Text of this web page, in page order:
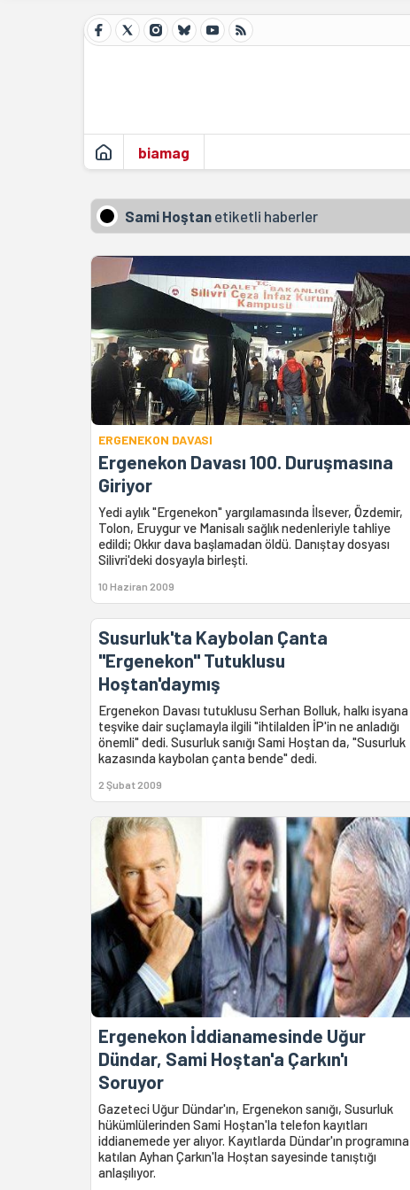
biamag
Sami Hoştan etiketli haberler
ERGENEKON DAVASI
Ergenekon Davası 100. Duruşmasına
Giriyor
Yedi aylık "Ergenekon" yargılamasında İlsever, Özdemir,
Tolon, Eruygur ve Manisalı sağlık nedenleriyle tahliye
edildi; Okkır dava başlamadan öldü. Danıştay dosyası
Silivri'deki dosyayla birleşti.
10 Haziran 2009
Susurluk'ta Kaybolan Çanta
"Ergenekon" Tutuklusu
Hoştan'daymış
Ergenekon Davası tutuklusu Serhan Bolluk, halkı isyana
teşvike dair suçlamayla ilgili "ihtilalden İP'in ne anladığı
önemli" dedi. Susurluk sanığı Sami Hoştan da, "Susurluk
kazasında kaybolan çanta bende" dedi.
2 Şubat 2009
Ergenekon İddianamesinde Uğur
Dündar, Sami Hoştan'a Çarkın'ı
Soruyor
Gazeteci Uğur Dündar'ın, Ergenekon sanığı, Susurluk
hükümlülerinden Sami Hoştan'la telefon kayıtları
iddianemede yer alıyor. Kayıtlarda Dündar'ın programına
katılan Ayhan Çarkın'la Hoştan sayesinde tanıştığı
anlaşılıyor.